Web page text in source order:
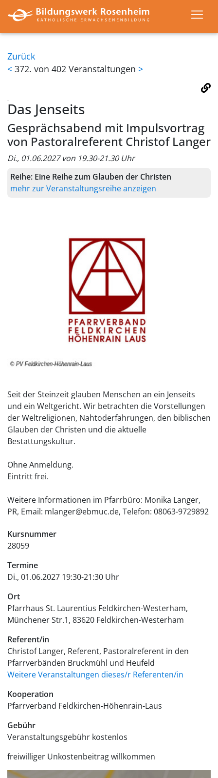
Zurück
< 372. von 402 Veranstaltungen >
Das Jenseits
Gesprächsabend mit Impulsvortrag
von Pastoralreferent Christof Langer
Di., 01.06.2027 von 19.30-21.30 Uhr
Reihe: Eine Reihe zum Glauben der Christen
mehr zur Veranstaltungsreihe anzeigen
Seit der Steinzeit glauben Menschen an ein Jenseits
und ein Weltgericht. Wir betrachten die Vorstellungen
der Weltreligionen, Nahtoderfahrungen, den biblischen
Glauben der Christen und die aktuelle
Bestattungskultur.
Ohne Anmeldung.
Eintritt frei.
Weitere Informationen im Pfarrbüro: Monika Langer,
PR, Email: mlanger@ebmuc.de, Telefon: 08063-9729892
Kursnummer
28059
Termine
Di., 01.06.2027 19:30-21:30 Uhr
Ort
Pfarrhaus St. Laurentius Feldkirchen-Westerham
Münchener Str.1 83620 Feldkirchen-Westerham
Referent/in
Christof Langer, Referent, Pastoralreferent in den
Pfarrverbänden Bruckmühl und Heufeld
Weitere Veranstaltungen dieses/r Referenten/in
Kooperation
Pfarrverband Feldkirchen-Höhenrain-Laus
Gebühr
Veranstaltungsgebühr kostenlos
freiwilliger Unkostenbeitrag willkommen